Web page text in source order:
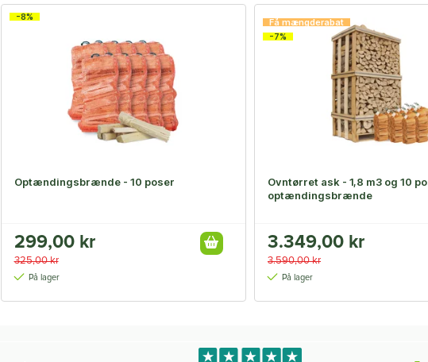
-8%
Optændingsbrænde - 10 poser
299,00 kr
325,00 kr
På lager
Få mængderabat
-7%
Ovntørret ask - 1,8 m3 og 10
optændingsbrænde
3.349,00 kr
3.590,00 kr
På lager